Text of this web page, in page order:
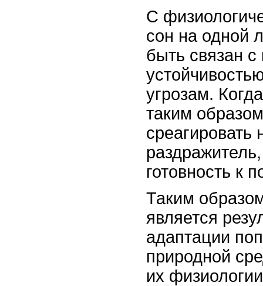
С
сон на одной
быть связан
угрозам.
таким
среагировать
готовность к
Таким
является
адаптации
природной
их